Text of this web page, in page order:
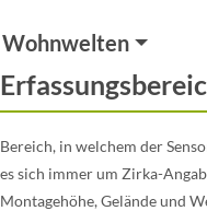
Wohnwelten
Bereich, in welchem der
es sich immer um Zirka-
Montagehöhe, Gelände und